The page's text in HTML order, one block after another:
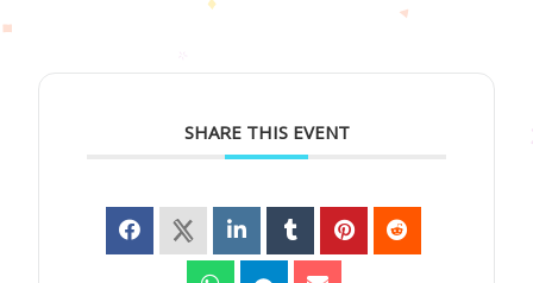
SHARE THIS EVENT